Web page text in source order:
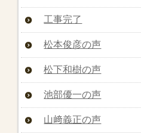
工事完了
松本俊彦の声
松下和樹の声
池部優一の声
山﨑義正の声